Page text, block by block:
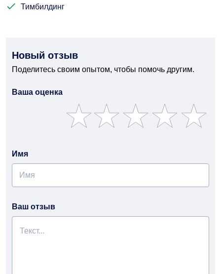
Тимбилдинг
Новый отзыв
Поделитесь своим опытом, чтобы помочь другим.
Ваша оценка
Имя
Ваш отзыв